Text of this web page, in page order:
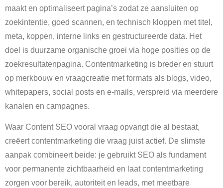
maakt en optimaliseert pagina’s zodat ze aansluiten op
zoekintentie, goed scannen, en technisch kloppen met titel,
meta, koppen, interne links en gestructureerde data. Het
doel is duurzame organische groei via hoge posities op de
zoekresultatenpagina. Contentmarketing is breder en stuurt
op merkbouw en vraagcreatie met formats als blogs, video,
whitepapers, social posts en e-mails, verspreid via meerdere
kanalen en campagnes.
Waar Content SEO vooral vraag opvangt die al bestaat,
creëert contentmarketing die vraag juist actief. De slimste
aanpak combineert beide: je gebruikt SEO als fundament
voor permanente zichtbaarheid en laat contentmarketing
zorgen voor bereik, autoriteit en leads, met meetbare